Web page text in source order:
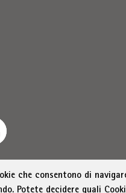
che consentono di
Potete decidere quali